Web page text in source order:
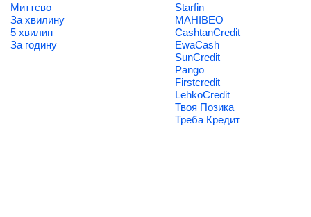
Миттєво
За хвилину
5 хвилин
За годину
Starfin
МАНІВЕО
CashtanCredit
EwaCash
SunCredit
Pango
Firstcredit
LehkoCredit
Твоя Позика
Треба Кредит